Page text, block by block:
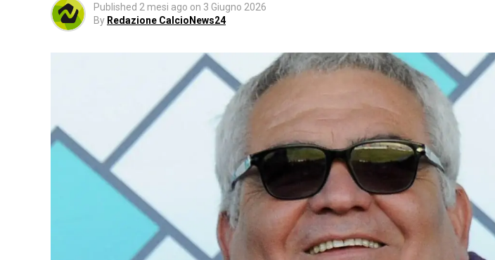
Published 2 mesi ago on 3 Giugno 2026
By Redazione CalcioNews24